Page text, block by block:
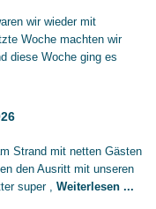
wir wieder mit
Woche machten wir
diese Woche ging es
Strand mit netten Gästen
den Ausritt mit unseren
super , Weiterlesen ...